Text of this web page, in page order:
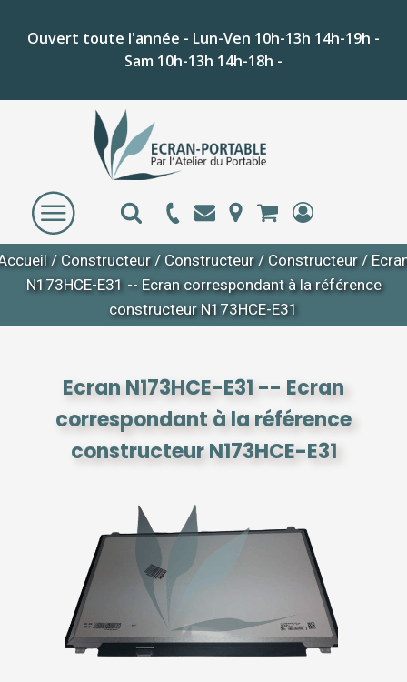
Ouvert toute l'année - Lun-Ven 10h-13h 14h-19h -
Sam 10h-13h 14h-18h -
/ Constructeur / Constructeur / Constructeur /
N173HCE-E31 -- Ecran correspondant à la référence
constructeur N173HCE-E31
Ecran N173HCE-E31 -- Ecran
correspondant à la référence
constructeur N173HCE-E31